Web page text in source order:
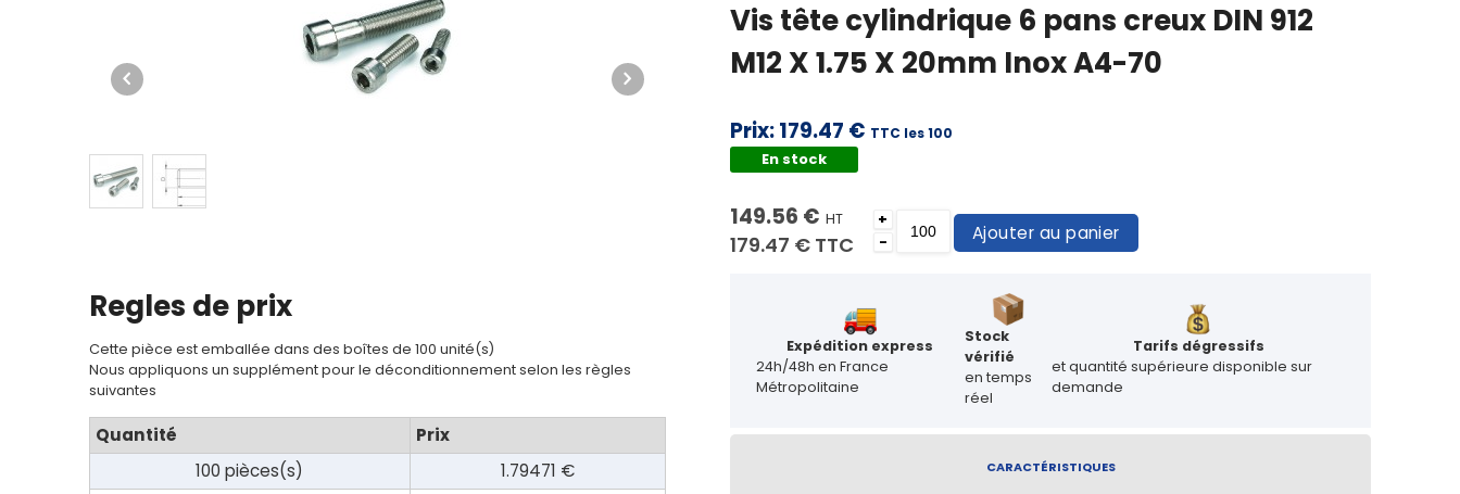
Catalogue
Mon
panier
Contact
Regles de prix
Cette pièce est emballée dans des boîtes de 100 unité(s)
Nous appliquons un supplément pour le déconditionnement selon les règles
suivantes
Quantité
Prix
100 pièces(s)
1.79471 €
Vis tête cylindrique 6 pans creux DIN 912
M12 X 1.75 X 20mm Inox A4-70
Prix:179.47 € TTC les 100
En stock
149.56 € HT
179.47 € TTC
+
-
Ajouter au panier
Expédition express
24h/48h en France
Métropolitaine
Stock
vérifié
en temps
réel
Tarifs dégressifs
et quantité supérieure disponible sur
demande
CARACTÉRISTIQUES